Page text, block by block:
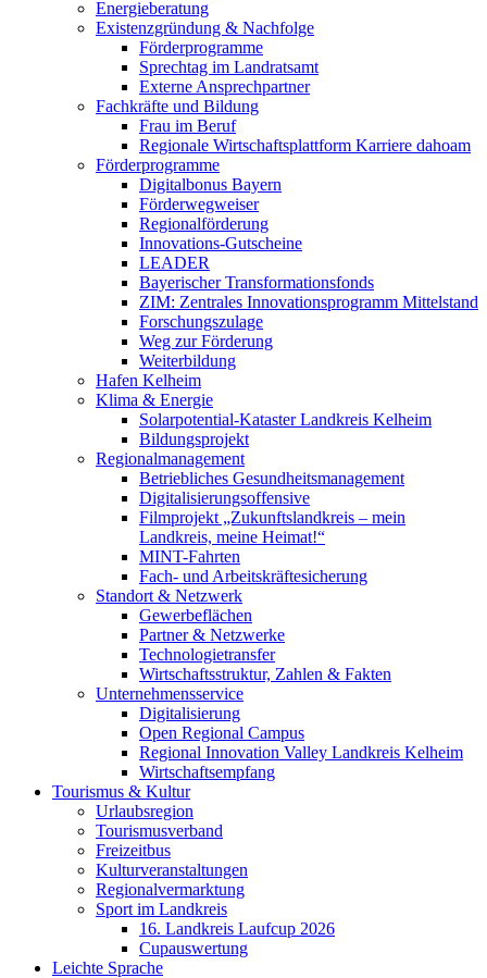
Energieberatung
Existenzgründung & Nachfolge
Förderprogramme
Sprechtag im Landratsamt
Externe Ansprechpartner
Fachkräfte und Bildung
Frau im Beruf
Regionale Wirtschaftsplattform Karriere dahoam
Förderprogramme
Digitalbonus Bayern
Förderwegweiser
Regionalförderung
Innovations-Gutscheine
LEADER
Bayerischer Transformationsfonds
ZIM: Zentrales Innovationsprogramm Mittelstand
Forschungszulage
Weg zur Förderung
Weiterbildung
Hafen Kelheim
Klima & Energie
Solarpotential-Kataster Landkreis Kelheim
Bildungsprojekt
Regionalmanagement
Betriebliches Gesundheitsmanagement
Digitalisierungsoffensive
Filmprojekt „Zukunftslandkreis – mein
Landkreis, meine Heimat!“
MINT-Fahrten
Fach- und Arbeitskräftesicherung
Standort & Netzwerk
Gewerbeflächen
Partner & Netzwerke
Technologietransfer
Wirtschaftsstruktur, Zahlen & Fakten
Unternehmensservice
Digitalisierung
Open Regional Campus
Regional Innovation Valley Landkreis Kelheim
Wirtschaftsempfang
Tourismus & Kultur
Urlaubsregion
Tourismusverband
Freizeitbus
Kulturveranstaltungen
Regionalvermarktung
Sport im Landkreis
16. Landkreis Laufcup 2026
Cupauswertung
Leichte Sprache